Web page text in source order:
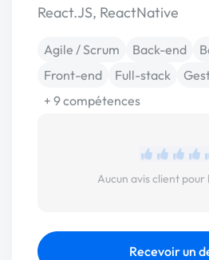
React.JS, ReactNative
Agile / Scrum Back-end
Front-end
Full-stack
+ 9 compétences
Aucun avis client
Recevoir un